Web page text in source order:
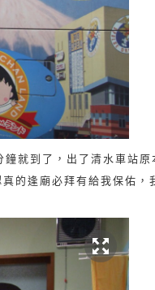
鐘就到了，出了清水車站
的逢廟必拜有給我保佑